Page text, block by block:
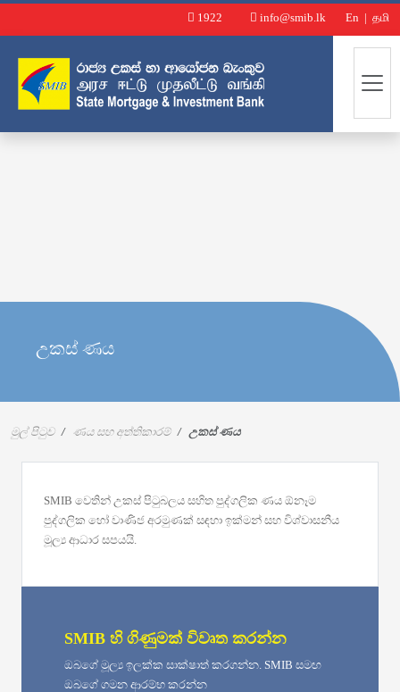
1922 info@smib.lk En | தமி
උකස් ණය
මුල් පිටුව ණය සහ අත්තිකාරම් උකස් ණය
SMIB වෙතින් උකස් පිටුබලය සහිත පුද්ගලික ණය ඕනෑම
පුද්ගලික හෝ වාණිජ අරමුණක් සඳහා ඉක්මන් සහ විශ්වාසනීය
මූල්‍ය ආධාර සපයයි.
SMIB හි ගිණුමක් විවෘත කරන්න
ඔබගේ මූල්‍ය ඉලක්ක සාක්ෂාත් කරගන්න. SMIB සමඟ
ඔබගේ ගමන ආරම්භ කරන්න